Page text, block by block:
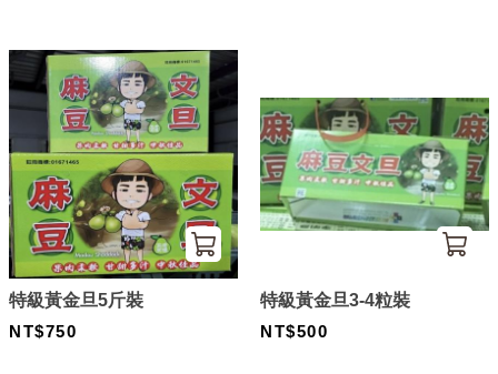
特級黃金旦5斤裝
NT$750
特級黃金旦3-4粒裝
NT$500